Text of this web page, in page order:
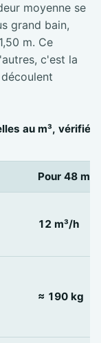
moyenne se
grand bain,
m. Ce
c'est la
au m³,
Pour 48 m³
12 m³/h
≈ 190 kg